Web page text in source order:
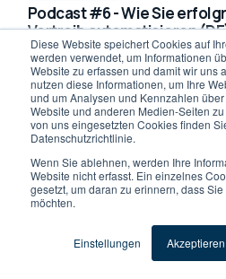
Diese Website speichert Cookies auf
werden verwendet, um Informationen
Website zu erfassen und damit wir uns
nutzen diese Informationen, um Ihre
und um Analysen und Kennzahlen
Website und anderen Medien-Seiten
von uns eingesetzten Cookies finden
Datenschutzrichtlinie.
Wenn Sie ablehnen, werden Ihre
Website nicht erfasst. Ein einzelnes
gesetzt, um daran zu erinnern, dass
möchten.
Einstellungen Akzeptieren
Podcast #6 - Wie Sie
Vertreib automatisieren
DIGITALISIERUNG
5 Fehler bei der Auswahl eines